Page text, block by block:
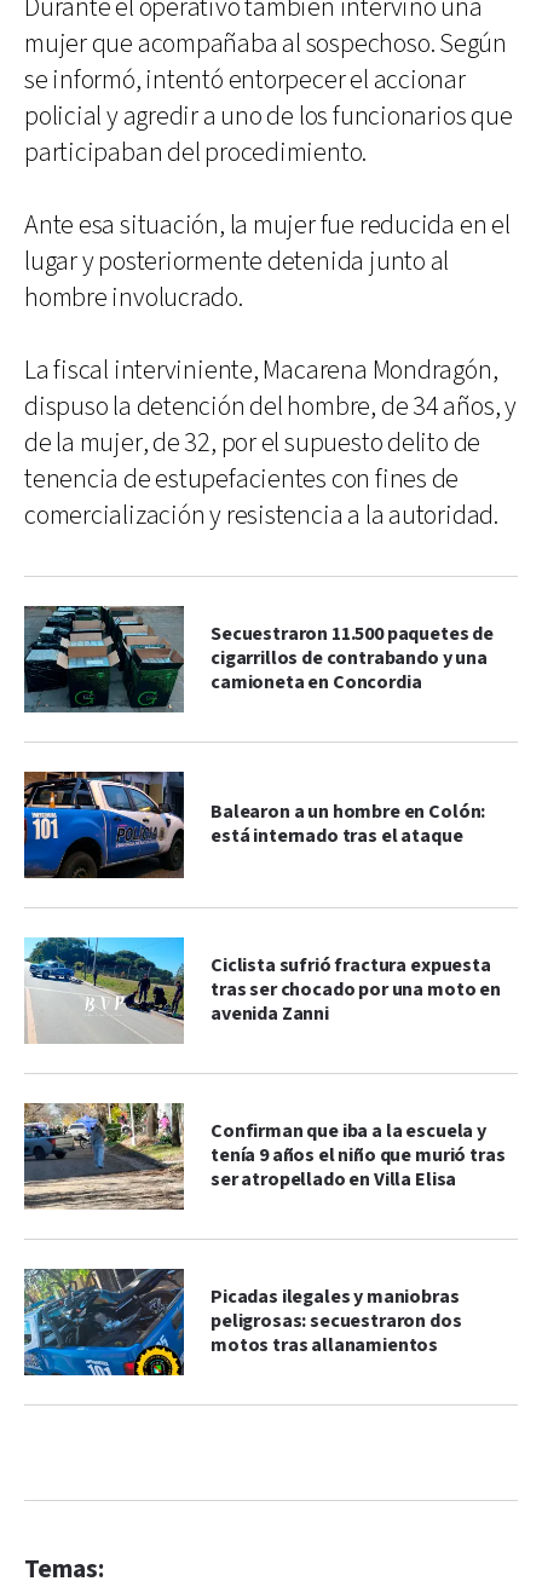
Durante el operativo también intervino una
mujer que acompañaba al sospechoso. Según
se informó, intentó entorpecer el accionar
policial y agredir a uno de los funcionarios que
participaban del procedimiento.
Ante esa situación, la mujer fue reducida en el
lugar y posteriormente detenida junto al
hombre involucrado.
La fiscal interviniente, Macarena Mondragón,
dispuso la detención del hombre, de 34 años, y
de la mujer, de 32, por el supuesto delito de
tenencia de estupefacientes con fines de
comercialización y resistencia a la autoridad.
Secuestraron 11.500 paquetes de
cigarrillos de contrabando y una
camioneta en Concordia
Balearon a un hombre en Colón:
está internado tras el ataque
Ciclista sufrió fractura expuesta
tras ser chocado por una moto en
avenida Zanni
Confirman que iba a la escuela y
tenía 9 años el niño que murió tras
ser atropellado en Villa Elisa
Picadas ilegales y maniobras
peligrosas: secuestraron dos
motos tras allanamientos
Temas: